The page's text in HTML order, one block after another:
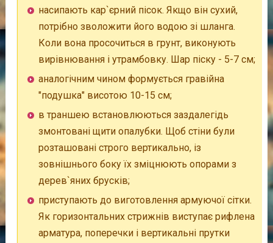
насипають кар`єрний пісок. Якщо він сухий,
потрібно зволожити його водою зі шланга.
Коли вона просочиться в грунт, виконують
вирівнювання і утрамбовку. Шар піску - 5-7 см;
аналогічним чином формується гравійна
"подушка" висотою 10-15 см;
в траншею встановлюються заздалегідь
змонтовані щити опалубки. Щоб стіни були
розташовані строго вертикально, із
зовнішнього боку їх зміцнюють опорами з
дерев`яних брусків;
приступають до виготовлення армуючої сітки.
Як горизонтальних стрижнів виступає рифлена
арматура, поперечки і вертикальні прутки